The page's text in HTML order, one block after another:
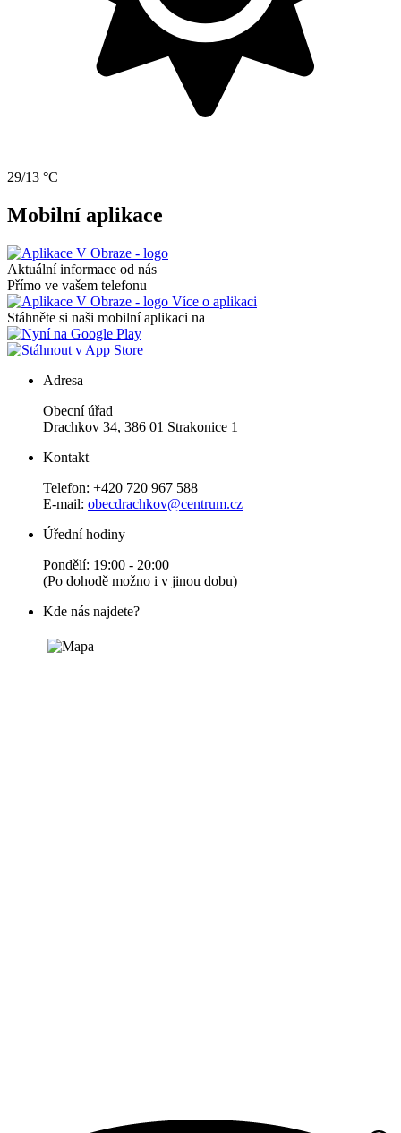
29/13 °C
Mobilní aplikace
Aktuální informace od nás
Přímo ve vašem telefonu
Více o aplikaci
Stáhněte si naši mobilní aplikaci na
Adresa
Obecní úřad
Drachkov 34, 386 01 Strakonice 1
Kontakt
Telefon: +420 720 967 588
E-mail: obecdrachkov@centrum.cz
Úřední hodiny
Pondělí: 19:00 - 20:00
(Po dohodě možno i v jinou dobu)
Kde nás najdete?